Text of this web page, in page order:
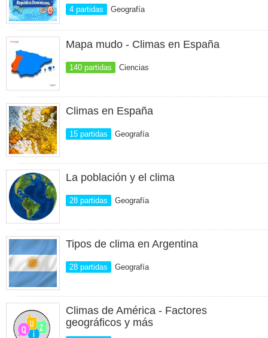
4 partidas Geografía
Mapa mudo - Climas en España
140 partidas Ciencias
Climas en España
15 partidas Geografía
La población y el clima
28 partidas Geografía
Tipos de clima en Argentina
28 partidas Geografía
Climas de América - Factores
geográficos y más